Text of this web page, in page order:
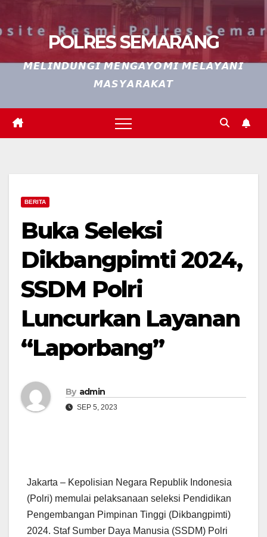
POLRES SEMARANG
𝙈𝙀𝙇𝙄𝙉𝘿𝙐𝙉𝙂𝙄 𝙈𝙀𝙉𝙂𝘼𝙔𝙊𝙈𝙄 𝙈𝙀𝙇𝘼𝙔𝘼𝙉𝙄
𝙈𝘼𝙎𝙔𝘼𝙍𝘼𝙆𝘼𝙏
BERITA
Buka Seleksi
Dikbangpimti 2024,
SSDM Polri
Luncurkan Layanan
“Laporbang”
By admin
SEP 5, 2023
Jakarta – Kepolisian Negara Republik Indonesia
(Polri) memulai pelaksanaan seleksi Pendidikan
Pengembangan Pimpinan Tinggi (Dikbangpimti)
2024. Staf Sumber Daya Manusia (SSDM) Polri